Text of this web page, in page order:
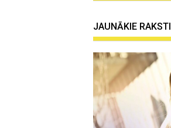
JAUNĀKIE RAKSTI